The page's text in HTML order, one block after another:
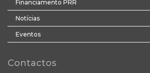
Financiamento PRR
Notícias
Eventos
Contactos